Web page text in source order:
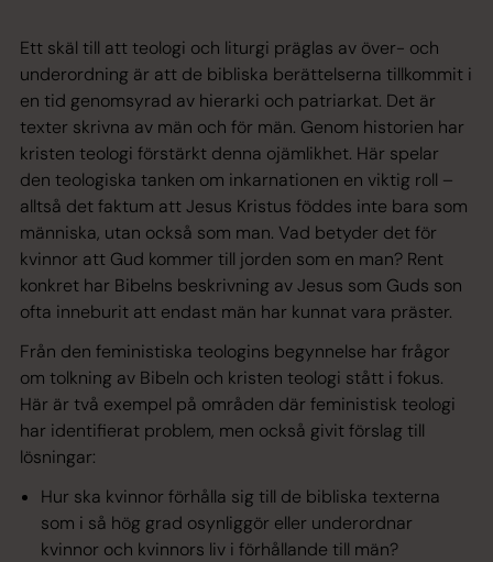
Ett skäl till att teologi och liturgi präglas av över- och
underordning är att de bibliska berättelserna tillkommit i
en tid genomsyrad av hierarki och patriarkat. Det är
texter skrivna av män och för män. Genom historien har
kristen teologi förstärkt denna ojämlikhet. Här spelar
den teologiska tanken om inkarnationen en viktig roll –
alltså det faktum att Jesus Kristus föddes inte bara som
människa, utan också som man. Vad betyder det för
kvinnor att Gud kommer till jorden som en man? Rent
konkret har Bibelns beskrivning av Jesus som Guds son
ofta inneburit att endast män har kunnat vara präster.
Från den feministiska teologins begynnelse har frågor
om tolkning av Bibeln och kristen teologi stått i fokus.
Här är två exempel på områden där feministisk teologi
har identifierat problem, men också givit förslag till
lösningar:
Hur ska kvinnor förhålla sig till de bibliska texterna
som i så hög grad osynliggör eller underordnar
kvinnor och kvinnors liv i förhållande till män?